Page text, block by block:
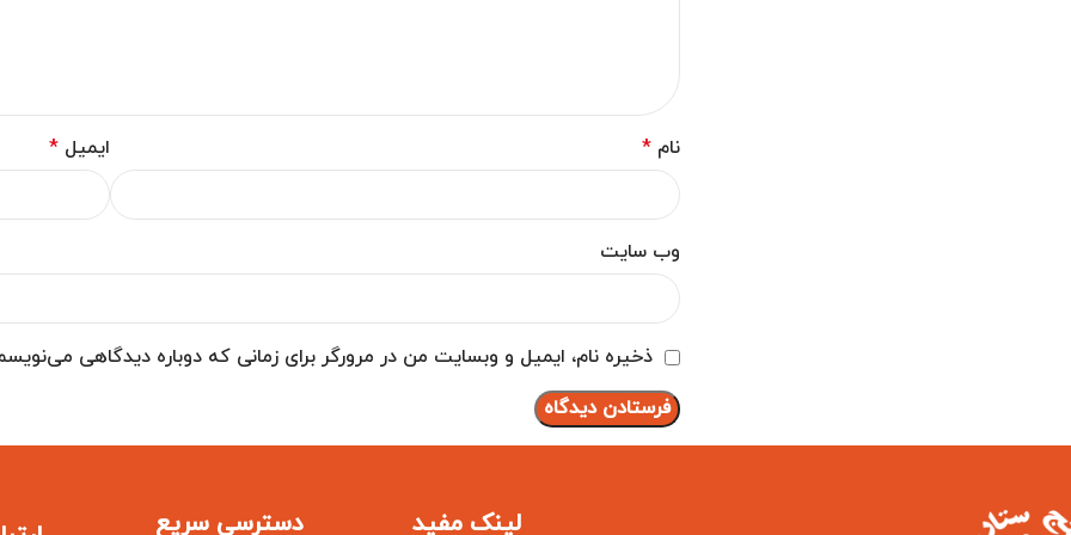
نام* ایمیل *
وب‌ سایت
ذخیره نام، ایمیل و وبسایت من در مرورگر برای زمانی که دوباره دیدگاهی
لینک مفید دسترسی سریع